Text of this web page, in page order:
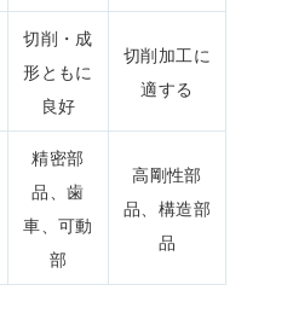
切削・成
形ともに
良好
切削加工に
適する
精密部
品、歯
車、可動
部
高剛性部
品、構造部
品